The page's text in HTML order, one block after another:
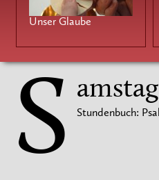
Unser Glaube
S Stundenbuch: